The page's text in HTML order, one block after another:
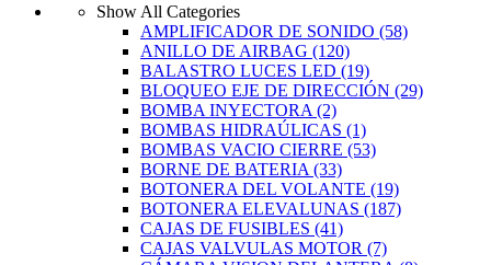
Show All Categories
AMPLIFICADOR DE SONIDO (58)
ANILLO DE AIRBAG (120)
BALASTRO LUCES LED (19)
BLOQUEO EJE DE DIRECCIÓN (29)
BOMBA INYECTORA (2)
BOMBAS HIDRAÚLICAS (1)
BOMBAS VACIO CIERRE (53)
BORNE DE BATERIA (33)
BOTONERA DEL VOLANTE (19)
BOTONERA ELEVALUNAS (187)
CAJAS DE FUSIBLES (41)
CAJAS VALVULAS MOTOR (7)